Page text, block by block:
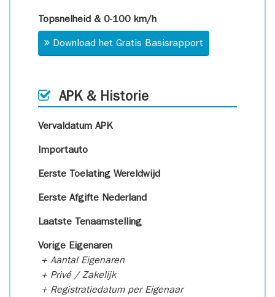
Topsnelheid & 0-100 km/h
Download het Gratis Basisrapport
APK & Historie
Vervaldatum APK
Importauto
Eerste Toelating Wereldwijd
Eerste Afgifte Nederland
Laatste Tenaamstelling
Vorige Eigenaren
+ Aantal Eigenaren
+ Privé / Zakelijk
+ Registratiedatum per Eigenaar